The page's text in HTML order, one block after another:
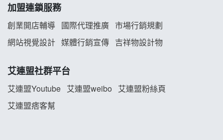
珍好味臭臭鍋加盟說明會
藍象廷泰式火鍋加盟說明會
日十。早午食加盟說明會
上宇林加盟說明會
加盟連鎖服務
創業開店輔導 國際代理推廣 市場行銷規劃
網站視覺設計 媒體行銷宣傳 吉祥物設計物
艾連盟社群平台
艾連盟Youtube 艾連盟weibo
艾連盟粉絲頁
艾連盟痞客幫